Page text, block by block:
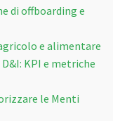
di offboarding e
e alimentare
KPI e metriche
le Menti